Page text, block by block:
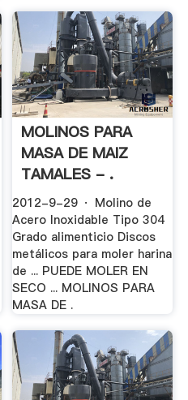
MOLINOS PARA
MASA DE MAIZ
TAMALES - .
2012-9-29 · Molino de
Acero Inoxidable Tipo 304
Grado alimenticio Discos
metálicos para moler harina
de ... PUEDE MOLER EN
SECO ... MOLINOS PARA
MASA DE .